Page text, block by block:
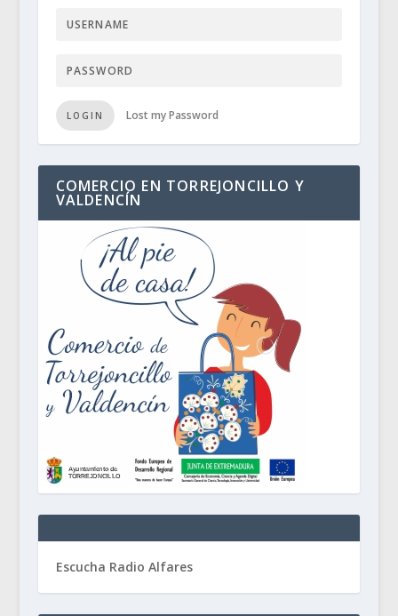
LOGIN Lost my Password
COMERCIO EN TORREJONCILLO Y
VALDENCÍN
Escucha Radio Alfares